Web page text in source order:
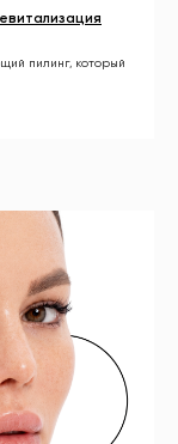
пилинг, который